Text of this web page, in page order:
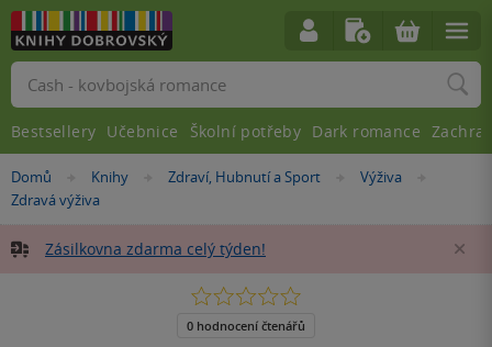
Nacházíte
se
Domů »Knihy »
Zdraví, Hubnutí a Sport »
Výživa
Zdravá výživa
Zásilkovna zdarma celý týden!
0.0
5
0 hodnocení čtenářů
Vyhledávání
Bestsellery Učebnice Školní potřeby Dark romance